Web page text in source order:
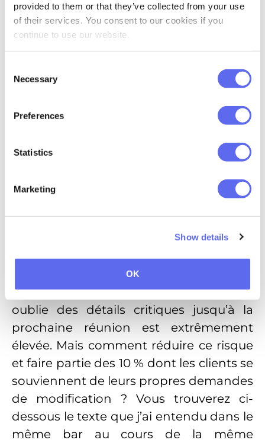
provided to them or that they’ve collected from your use
of their services. You consent to our cookies if you
continue to use our website.
Selection
Necessary
Preferences
Statistics
Marketing
Show details
OK
« Pourquoi avons-nous
même fait ce
changement ? »
C’est fou quand les clients oublient les
Connaissez-vous la situation où un client
a récemment demandé un ajustement
de couleur, pour demander lors de la
réunion suivante : « Pourquoi a-t-il l’air
différent ? ». Ce n’est pas surprenant, car
lorsque le feedback est donné
verbalement, la probabilité que le client
oublie des détails critiques jusqu’à la
prochaine réunion est extrêmement
élevée. Mais comment réduire ce risque
et faire partie des 10 % dont les clients se
souviennent de leurs propres demandes
de modification ? Vous trouverez ci-
dessous le texte que j’ai entendu dans le
même bar au cours de la même